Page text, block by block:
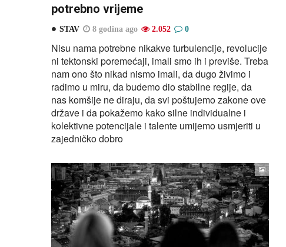
potrebno vrijeme
STAV 8 godina ago 2.052 0
Nisu nama potrebne nikakve turbulencije, revolucije
ni tektonski poremećaji, imali smo ih i previše. Treba
nam ono što nikad nismo imali, da dugo živimo i
radimo u miru, da budemo dio stabilne regije, da
nas komšije ne diraju, da svi poštujemo zakone ove
države i da pokažemo kako silne individualne i
kolektivne potencijale i talente umijemo usmjeriti u
zajedničko dobro